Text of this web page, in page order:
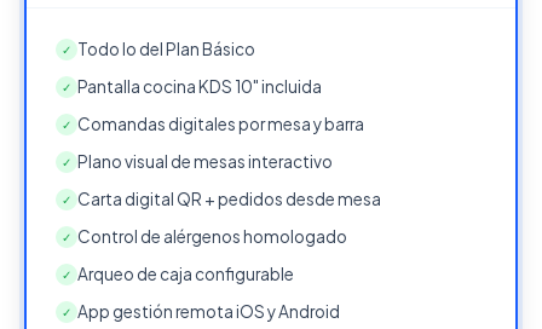
✓ Todo lo del Plan Básico
✓ Pantalla cocina KDS 10" incluida
✓ Comandas digitales por mesa y barra
✓ Plano visual de mesas interactivo
✓ Carta digital QR + pedidos desde mesa
✓ Control de alérgenos homologado
✓ Arqueo de caja configurable
✓ App gestión remota iOS y Android